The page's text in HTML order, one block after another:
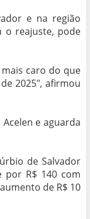
e na região
o reajuste, pode
mais caro do que
2025", afirmou
e aguarda
de Salvador
por R$ 140 com
de R$ 10